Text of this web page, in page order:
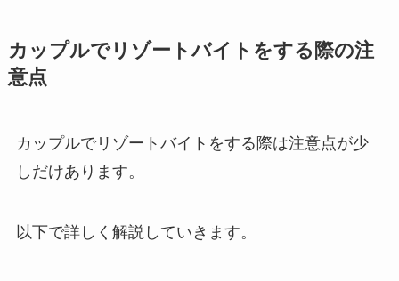
カップルでリゾートバイトをする際の注
意点
カップルでリゾートバイトをする際は注意点が少
しだけあります。
以下で詳しく解説していきます。